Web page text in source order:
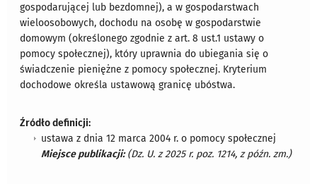
gospodarującej lub bezdomnej), a w gospodarstwach
wieloosobowych, dochodu na osobę w gospodarstwie
domowym (określonego zgodnie z art. 8 ust.1 ustawy o
pomocy społecznej), który uprawnia do ubiegania się o
świadczenie pieniężne z pomocy społecznej. Kryterium
dochodowe określa ustawową granicę ubóstwa.
Źródło definicji:
ustawa z dnia 12 marca 2004 r. o pomocy społecznej
Miejsce publikacji:(Dz. U. z 2025 r. poz. 1214, z późn. zm.)